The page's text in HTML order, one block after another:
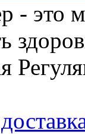
- это